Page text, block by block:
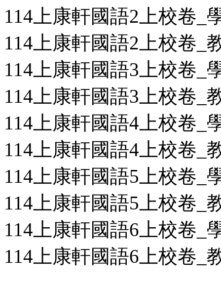
114上康軒國語2上校卷_
114上康軒國語2上校卷_
114上康軒國語3上校卷_
114上康軒國語3上校卷_
114上康軒國語4上校卷_
114上康軒國語4上校卷_
114上康軒國語5上校卷_
114上康軒國語5上校卷_
114上康軒國語6上校卷_
114上康軒國語6上校卷_